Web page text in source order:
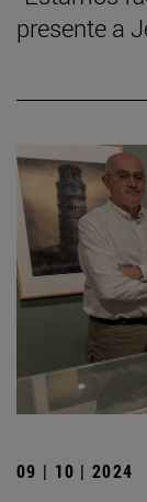
presente a
09 | 10 | 2024